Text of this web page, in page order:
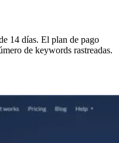
14 días. El plan de pago
de keywords rastreadas.